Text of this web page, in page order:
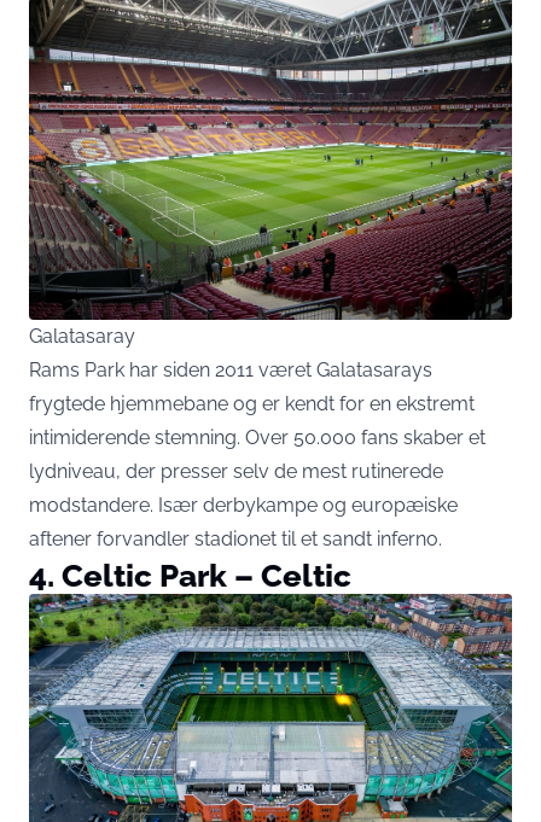
Galatasaray
Rams Park har siden 2011 været Galatasarays
frygtede hjemmebane og er kendt for en ekstremt
intimiderende stemning. Over 50.000 fans skaber et
lydniveau, der presser selv de mest rutinerede
modstandere. Især derbykampe og europæiske
aftener forvandler stadionet til et sandt inferno.
4. Celtic Park – Celtic